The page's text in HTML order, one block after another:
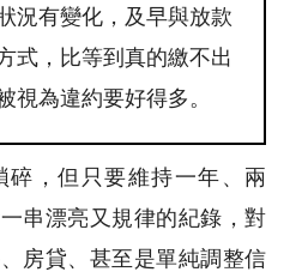
況有變化，及早與放款
式，比等到真的繳不出
視為違約要好得多。
碎，但只要維持一年、兩
串漂亮又規律的紀錄，對
房貸、甚至是單純調整信